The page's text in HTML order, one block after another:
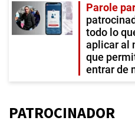
Parole
todo lo
aplicar al
que
entrar de
PATROCINADOR